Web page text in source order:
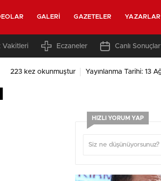
GALERI GAZETELER YAZARLAR
Vakitleri Eczaneler Canlı Sonuçlar
223 kez okunmuştur Yayınlanma Tarihi: 13
HIZLI YORUM YAP